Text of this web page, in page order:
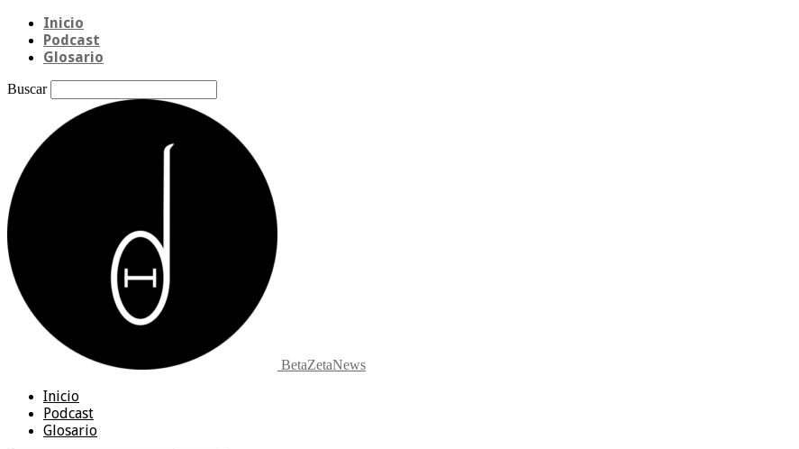
Inicio
Podcast
Glosario
Buscar
BetaZetaNews
Inicio
Podcast
Glosario